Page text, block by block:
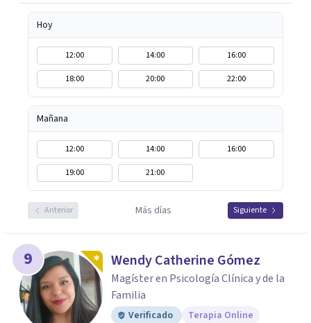
Hoy
12:00 14:00
16:00
18:00
20:00 22:00
Mañana
12:00 14:00
16:00
19:00
21:00
Anterior Más días Siguiente
9 Wendy Catherine Gómez
Magíster en Psicología Clínica y de la
Familia
Verificado Terapia Online